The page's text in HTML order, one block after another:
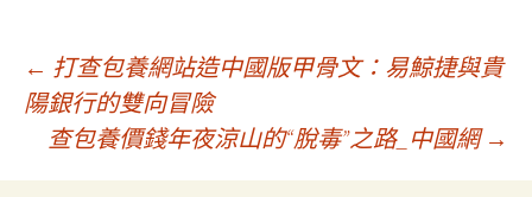
文
章
← 打查包養網站造中國版甲骨文：易鯨捷與貴
陽銀行的雙向冒險
查包養價錢年夜涼山的“脫毒”之路_中國網 →